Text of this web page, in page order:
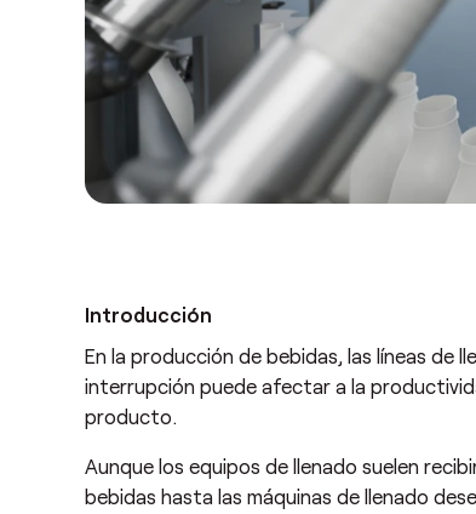
Introducción
En la producción de bebidas, las líneas de
interrupción puede afectar a la
producto.
Aunque los equipos de llenado suelen
bebidas hasta las máquinas de llenado